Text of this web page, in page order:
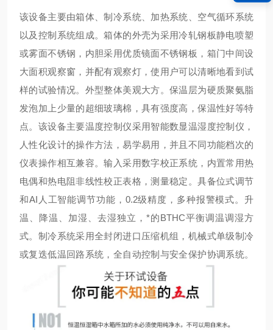
该设备主要由箱体、制冷系统、加热系统、空气循环系统
以及控制系统组成。箱体的外壳为采用冷轧钢板静电喷塑
或雾面不锈钢，内胆采用优质镜面不锈钢板，箱门中间设
大面积观察窗，并配有观察灯，使用户可以清晰地看到试
样的试验情况。外型整体美观大方。保温层为硬质聚氨脂
发泡加上少量的超细玻璃棉，具有强度高，保温性好等特
点。该设备主要温度控制仪采用智能数显温湿度控制仪，
人性化设计的操作方法，易学易用，并且不同功能档次的
仪表操作相互兼容。输入采用数字校正系统，内置常用热
电偶和热电阻非线性校正表格，测量稳定。具备位式调节
和AI人工智能调节功能，0.2级精度，多种报警模式。升
温、降温、加湿、去湿独立，*的BTHC平衡调温调湿方
式。制冷系统采用全封闭进口压缩机组，机械式单级制冷
或复迭低温回路系统，全自动控制与安全保护协调系统。